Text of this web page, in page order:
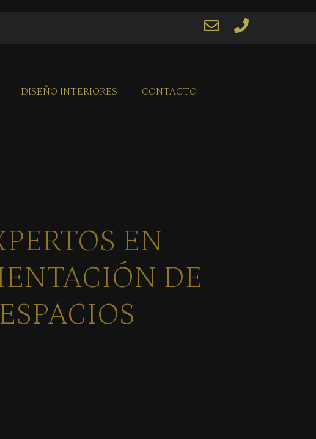
DISEÑO INTERIORES CONTACTO
EN
DE
ESPACIOS